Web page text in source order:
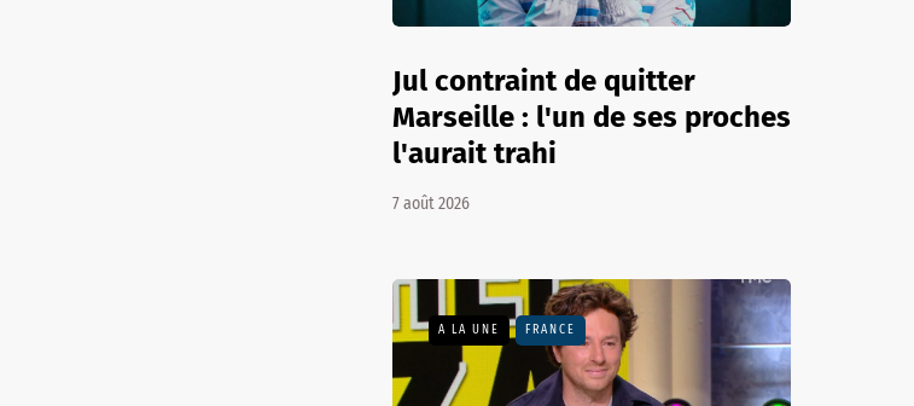
Jul contraint de quitter
Marseille : l'un de ses proches
l'aurait trahi
7 août 2026
A LA UNE FRANCE